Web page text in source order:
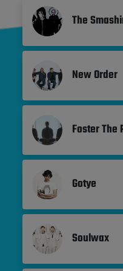
The
New Order
Foster The
Gotye
Soulwax